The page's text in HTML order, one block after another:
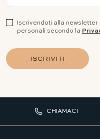
Iscrivendoti alla
personali secondo la
ISCRIVITI
CHIAMACI